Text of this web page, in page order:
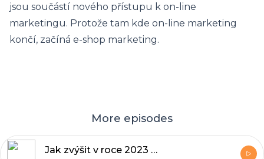
jsou součástí nového přístupu k on-line
marketingu. Protože tam kde on-line marketing
končí, začíná e-shop marketing.
More episodes
Jak zvýšit v roce 2023 počet objednávek na e-shopu, díky video e-mail marketingu?